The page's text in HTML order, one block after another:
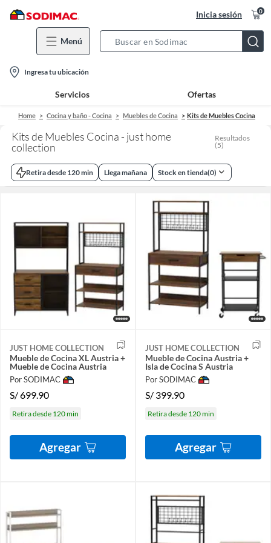
Inicia sesión 0
Menú
Bar
location-
icon
Ingresa tu ubicación
Servicios Ofertas
Home Cocina y baño - Cocina Muebles de Cocina Kits de Muebles Cocina
Kits de Muebles Cocina - just home
collection
Resultados
(5)
Retira desde 120 min Llega mañana Stock en tienda(0)
JUST HOME COLLECTION
Mueble de Cocina XL Austria +
Mueble de Cocina Austria
Por SODIMAC
S/699.90
Retira desde 120 min
Agregar
JUST HOME COLLECTION
Mueble de Cocina Austria +
Isla de Cocina S Austria
Por SODIMAC
S/ 399.90
Retira desde 120 min
Agregar